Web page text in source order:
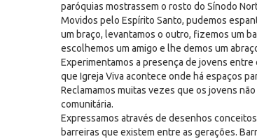
paróquias mostrassem o rosto do Sínodo
Movidos pelo Espírito Santo, pudemos
um braço, levantamos o outro, fizemos um
escolhemos um amigo e lhe demos um
Experimentamos a presença de jovens
que Igreja Viva acontece onde há espaços
Reclamamos muitas vezes que os jovens
comunitária.
Expressamos através de desenhos
barreiras que existem entre as gerações.